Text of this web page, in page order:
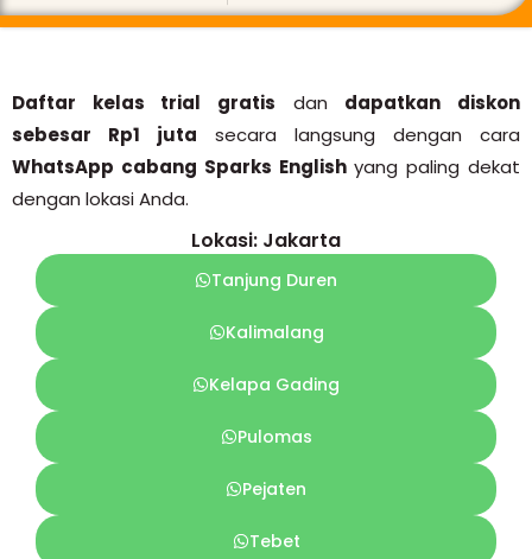
Daftar kelas trial gratis dan dapatkan diskon
sebesar Rp1 juta secara langsung dengan cara
WhatsApp cabang Sparks Englishyang paling dekat
dengan lokasi Anda.
Lokasi: Jakarta
Tanjung Duren
Kalimalang
Kelapa Gading
Pulomas
Pejaten
Tebet